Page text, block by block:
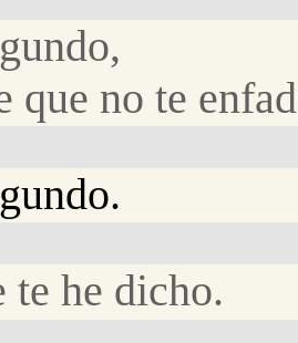
que no te
te he dicho.